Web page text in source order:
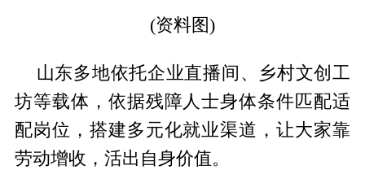
(资料图)
山东多地依托企业直播间、乡村文创工
坊等载体，依据残障人士身体条件匹配适
配岗位，搭建多元化就业渠道，让大家靠
劳动增收，活出自身价值。